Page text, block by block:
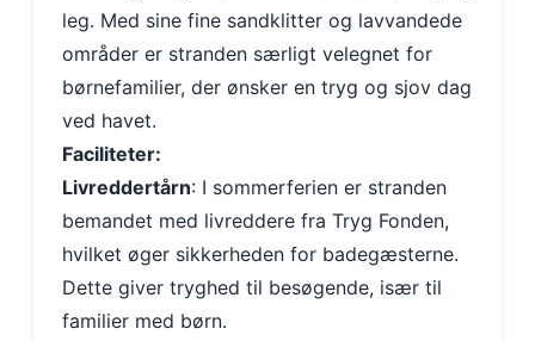
leg. Med sine fine sandklitter og lavvandede
områder er stranden særligt velegnet for
børnefamilier, der ønsker en tryg og sjov dag
ved havet.
Faciliteter:
Livreddertårn: I sommerferien er stranden
bemandet med livreddere fra Tryg Fonden,
hvilket øger sikkerheden for badegæsterne.
Dette giver tryghed til besøgende, især til
familier med børn.